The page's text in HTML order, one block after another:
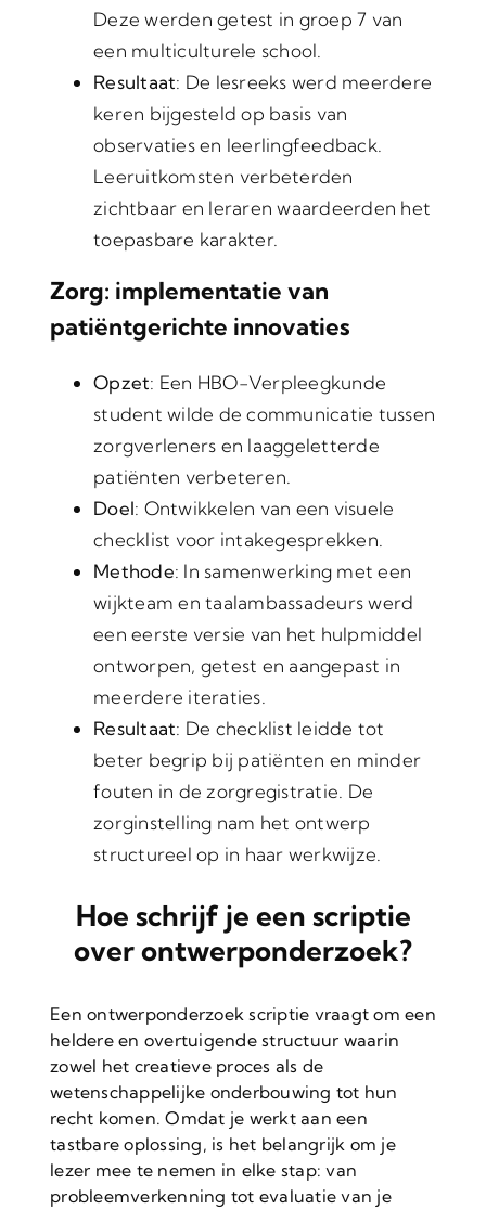
Deze werden getest in groep 7 van
een multiculturele school.
Resultaat: De lesreeks werd meerdere
keren bijgesteld op basis van
observaties en leerlingfeedback.
Leeruitkomsten verbeterden
zichtbaar en leraren waardeerden het
toepasbare karakter.
Zorg: implementatie van
patiëntgerichte innovaties
Opzet: Een HBO-Verpleegkunde
student wilde de communicatie tussen
zorgverleners en laaggeletterde
patiënten verbeteren.
Doel: Ontwikkelen van een visuele
checklist voor intakegesprekken.
Methode: In samenwerking met een
wijkteam en taalambassadeurs werd
een eerste versie van het hulpmiddel
ontworpen, getest en aangepast in
meerdere iteraties.
Resultaat: De checklist leidde tot
beter begrip bij patiënten en minder
fouten in de zorgregistratie. De
zorginstelling nam het ontwerp
structureel op in haar werkwijze.
Hoe schrijf je een scriptie
over ontwerponderzoek?
Een ontwerponderzoek scriptie vraagt om een
heldere en overtuigende structuur waarin
zowel het creatieve proces als de
wetenschappelijke onderbouwing tot hun
recht komen. Omdat je werkt aan een
tastbare oplossing, is het belangrijk om je
lezer mee te nemen in elke stap: van
probleemverkenning tot evaluatie van je